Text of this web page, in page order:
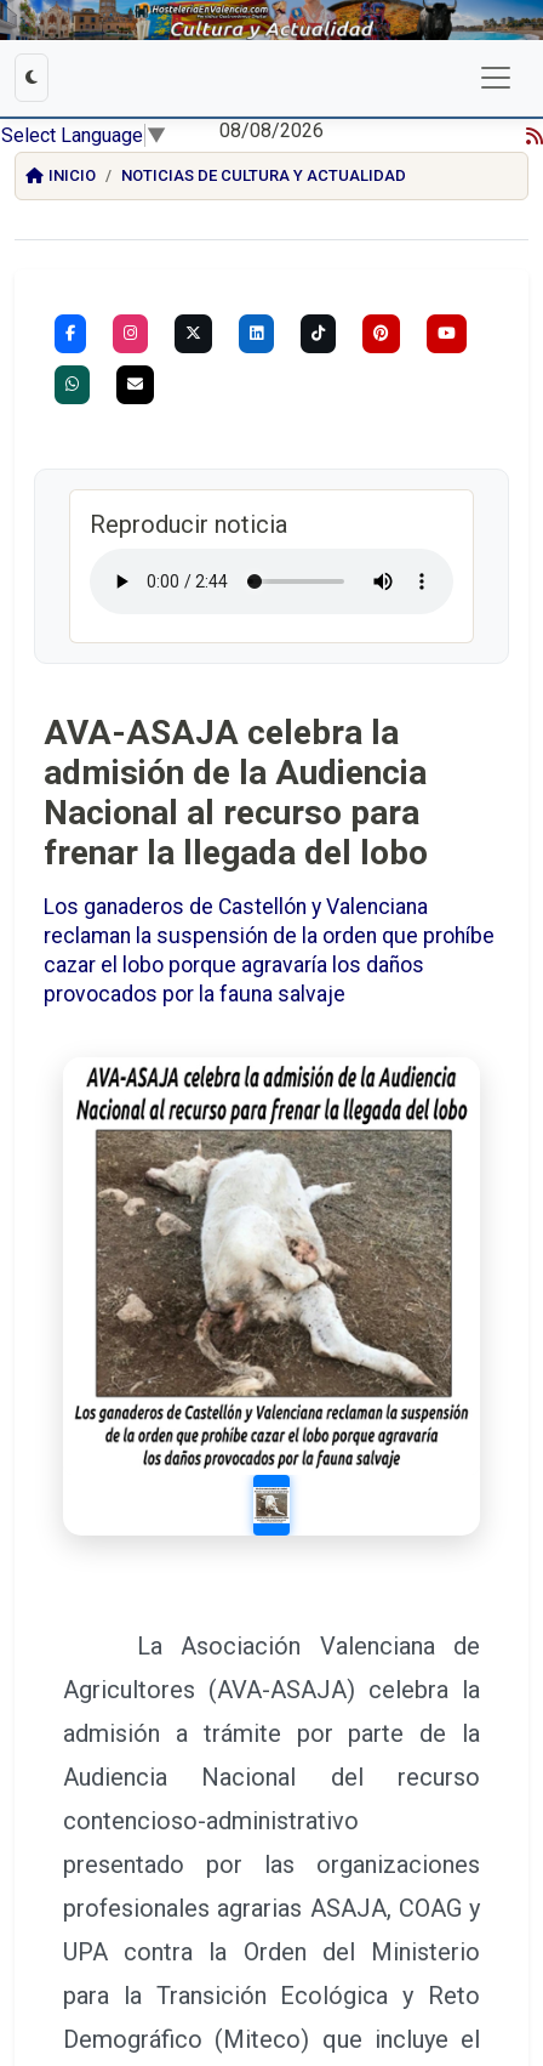
Select Language ▼ 08/08/2026
INICIO NOTICIAS DE CULTURA Y ACTUALIDAD
Reproducir noticia
AVA-ASAJA celebra la
admisión de la Audiencia
Nacional al recurso para
frenar la llegada del lobo
Los ganaderos de Castellón y Valenciana
reclaman la suspensión de la orden que prohíbe
cazar el lobo porque agravaría los daños
provocados por la fauna salvaje
La Asociación Valenciana de
Agricultores (AVA-ASAJA) celebra la
admisión a trámite por parte de la
Audiencia Nacional del recurso
contencioso-administrativo
presentado por las organizaciones
profesionales agrarias ASAJA, COAG y
UPA contra la Orden del Ministerio
para la Transición Ecológica y Reto
Demográfico (Miteco) que incluye el